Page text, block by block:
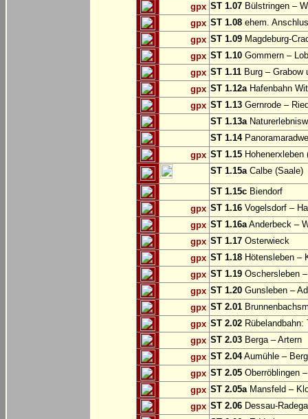
gpx ST 1.07 Bülstringen –
gpx ST 1.08 ehem.
gpx ST 1.09 Magdeburg-
gpx ST 1.10 Gommern –
gpx ST 1.11 Burg – Grabow
gpx ST 1.12aHafenbahn
gpx ST 1.13 Gernrode –
ST 1.13a
ST 1.14
gpx ST 1.15
ST 1.15aCalbe (Saale)
ST 1.15c Biendorf
gpx ST 1.16 Vogelsdorf –
gpx ST 1.16aAnderbeck –
gpx ST 1.17 Osterwieck
gpx ST 1.18 Hötensleben –
gpx ST 1.19 Oschersleben
gpx ST 1.20 Gunsleben –
gpx ST 2.01
gpx ST 2.02
gpx ST 2.03 Berga – Artern
gpx ST 2.04Aumühle –
gpx ST 2.05 Oberröblingen
gpx ST 2.05aMansfeld –
gpx ST 2.06 Dessau-